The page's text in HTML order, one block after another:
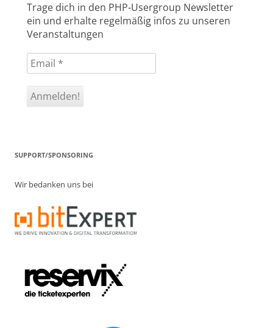
Trage dich in den PHP-Usergroup Newsletter
ein und erhalte regelmäßig infos zu unseren
Veranstaltungen
SUPPORT/SPONSORING
Wir bedanken uns bei